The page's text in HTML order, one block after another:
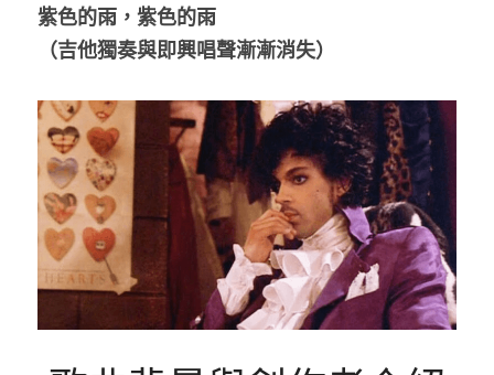
紫色的雨，紫色的雨
（吉他獨奏與即興唱聲漸漸消失）